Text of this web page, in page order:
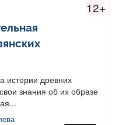
12+
истории древних
знания об их образе